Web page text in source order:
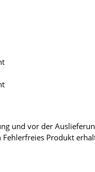
und vor der
Produkt